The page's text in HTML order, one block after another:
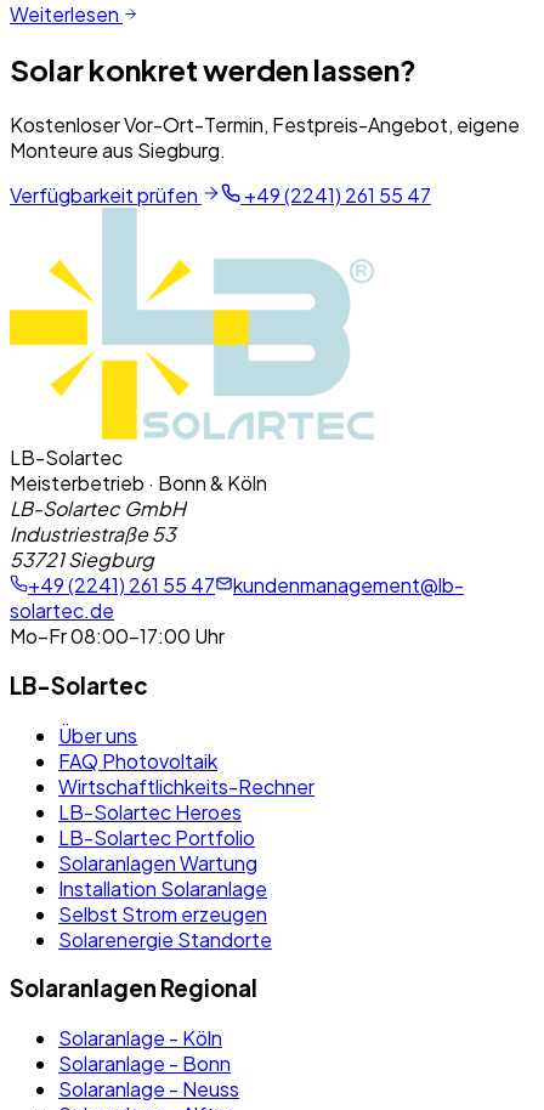
Weiterlesen
Solar konkret werden lassen?
Kostenloser Vor-Ort-Termin, Festpreis-Angebot, eigene
Monteure aus Siegburg.
Verfügbarkeit prüfen
+49 (2241) 261 55 47
LB-Solartec
Meisterbetrieb · Bonn & Köln
LB-Solartec GmbH
Industriestraße 53
53721 Siegburg
+49 (2241) 261 55 47
kundenmanagement@lb-
solartec.de
Mo–Fr 08:00–17:00 Uhr
LB-Solartec
Über uns
FAQ Photovoltaik
Wirtschaftlichkeits-Rechner
LB-Solartec Heroes
LB-Solartec Portfolio
Solaranlagen Wartung
Installation Solaranlage
Selbst Strom erzeugen
Solarenergie Standorte
Solaranlagen Regional
Solaranlage - Köln
Solaranlage - Bonn
Solaranlage - Neuss